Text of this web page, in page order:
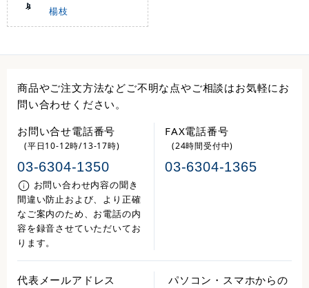
楊枝
商品やご注文方法などご不明な点やご相談はお気軽にお
問い合わせください。
お問い合せ電話番号
(平日10-12時/13-17時)
03-6304-1350
お問い合わせ内容の聞き
間違い防止および、より正確
なご案内のため、お電話の内
容を録音させていただいてお
ります。
FAX電話番号
(24時間受付中)
03-6304-1365
代表メールアドレス
パソコン・スマホからの